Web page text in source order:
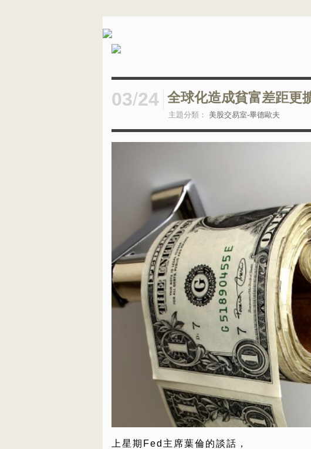
03/24 全球化造成貧富差距更
主題分類： 美股交易室-畢德歐夫
上星期Fed主席葉倫的談話，